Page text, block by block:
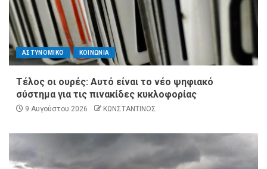
ΑΣΤΥΝΟΜΙΚΟ ΚΟΙΝΩΝΙΑ
Τέλος οι ουρές: Αυτό είναι το νέο ψηφιακό
σύστημα για τις πινακίδες κυκλοφορίας
9 Αυγούστου 2026 ΚΩΝΣΤΑΝΤΙΝΟΣ